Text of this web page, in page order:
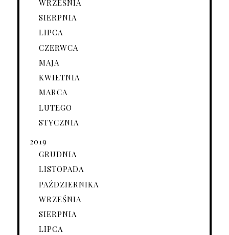
WRZEŚNIA
SIERPNIA
LIPCA
CZERWCA
MAJA
KWIETNIA
MARCA
LUTEGO
STYCZNIA
2019
GRUDNIA
LISTOPADA
PAŹDZIERNIKA
WRZEŚNIA
SIERPNIA
LIPCA